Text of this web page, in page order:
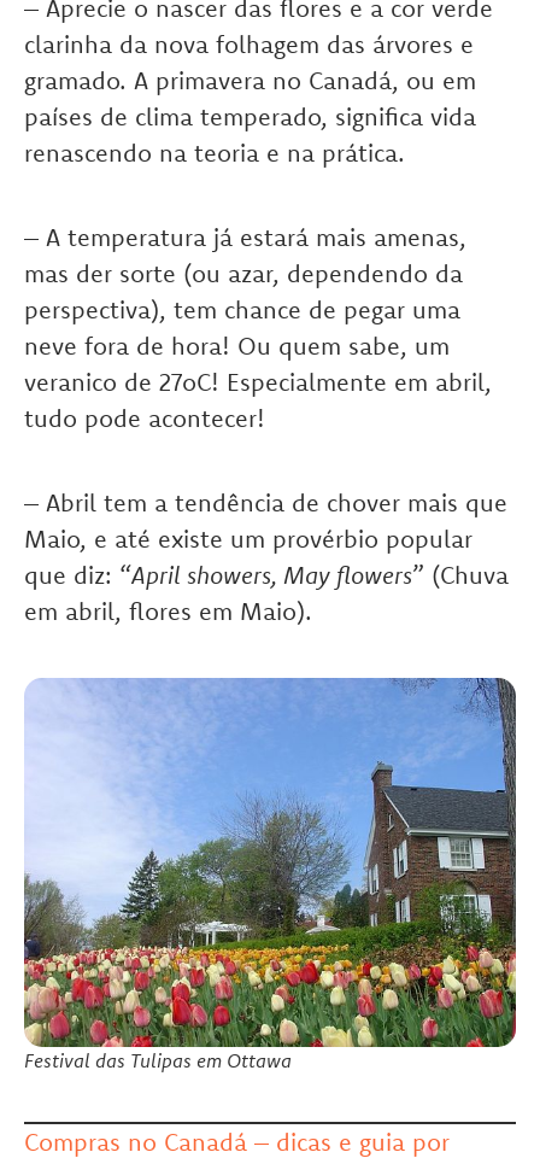
– Aprecie o nascer das flores e a cor verde
clarinha da nova folhagem das árvores e
gramado. A primavera no Canadá, ou em
países de clima temperado, significa vida
renascendo na teoria e na prática.
– A temperatura já estará mais amenas,
mas der sorte (ou azar, dependendo da
perspectiva), tem chance de pegar uma
neve fora de hora! Ou quem sabe, um
veranico de 27oC! Especialmente em abril,
tudo pode acontecer!
– Abril tem a tendência de chover mais que
Maio, e até existe um provérbio popular
que diz: “April showers, May flowers” (Chuva
em abril, flores em Maio).
Festival das Tulipas em Ottawa
Compras no Canadá – dicas e guia por